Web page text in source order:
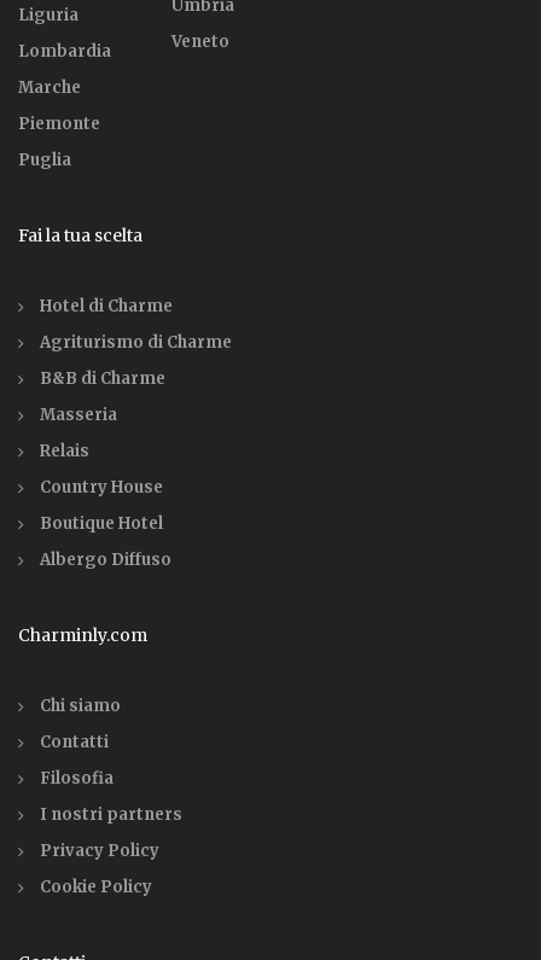
Liguria
Lombardia
Marche
Piemonte
Puglia
Umbria
Veneto
Fai la tua scelta
Hotel di Charme
Agriturismo di Charme
B&B di Charme
Masseria
Relais
Country House
Boutique Hotel
Albergo Diffuso
Charminly.com
Chi siamo
Contatti
Filosofia
I nostri partners
Privacy Policy
Cookie Policy